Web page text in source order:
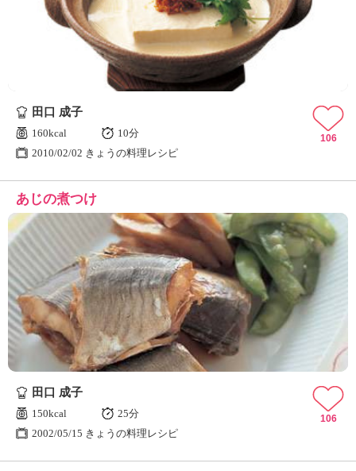
田口 成子
160kcal
10分
2010/02/02 きょうの料理レシピ
106
あじの煮つけ
田口 成子
150kcal
25分
2002/05/15 きょうの料理レシピ
106